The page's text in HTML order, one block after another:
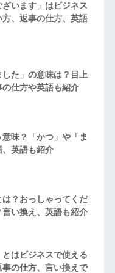
ざいます」はビジネス
、返事の仕方、英語
した」の意味は？目上
仕方や英語も紹介
意味？「かつ」や「ま
、英語も紹介
？おっしゃってくだ
い換え、英語も紹介
とはビジネスで使える
の仕方、言い換えで